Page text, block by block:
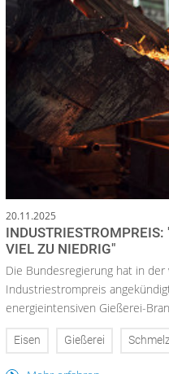
20.11.2025
VIEL ZU NIEDRIG"
Die Bundesregierung hat in
Industriestrompreis
energieintensiven Gießerei-
Eisen Gießerei